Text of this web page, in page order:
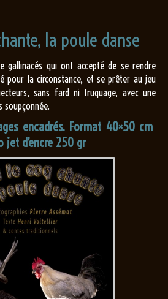
la poule danse
gallinacés qui ont accepté de se rendre
pour la circonstance, et se prêter au jeu
sans fard ni truquage, avec une
soupçonnée.
encadrés. Format 40×50 cm
d’encre 250 gr